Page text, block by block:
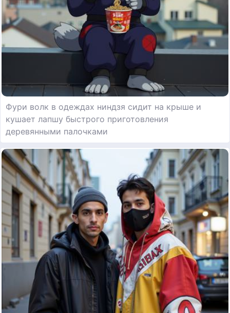
Фури волк в одеждах ниндзя сидит на крыше и
кушает лапшу быстрого приготовления
деревянными палочками